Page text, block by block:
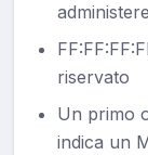
riservato
Un primo
indica un